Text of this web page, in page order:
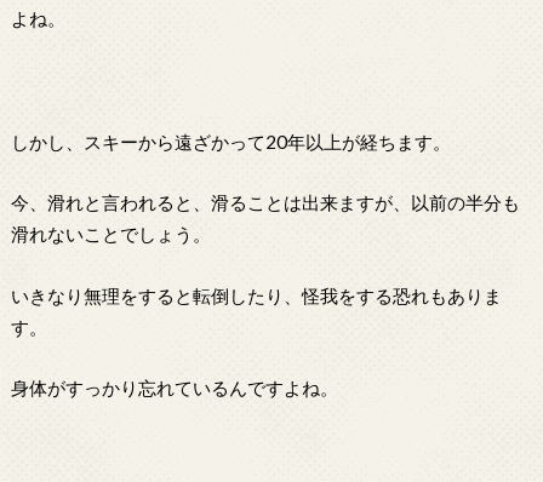
よね。
しかし、スキーから遠ざかって20年以上が経ちます。
今、滑れと言われると、滑ることは出来ますが、以前の半分も
滑れないことでしょう。
いきなり無理をすると転倒したり、怪我をする恐れもありま
す。
身体がすっかり忘れているんですよね。